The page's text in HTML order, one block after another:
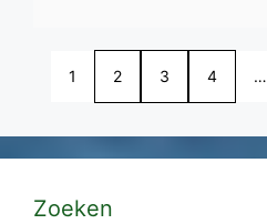
1 2 3 4 …
Zoeken